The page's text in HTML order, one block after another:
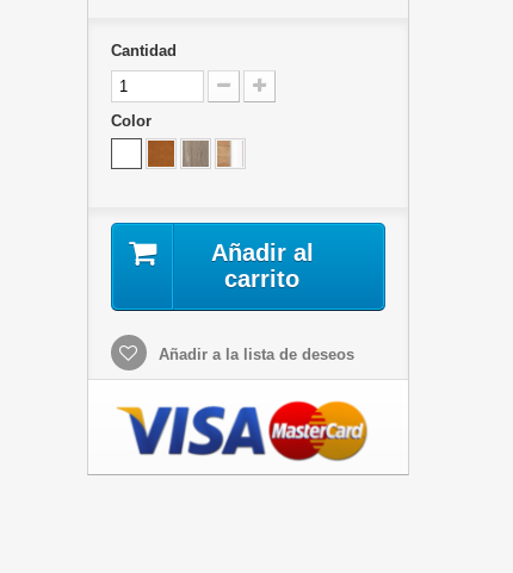
Cantidad
Color
Añadir al
carrito
Añadir a la lista de deseos